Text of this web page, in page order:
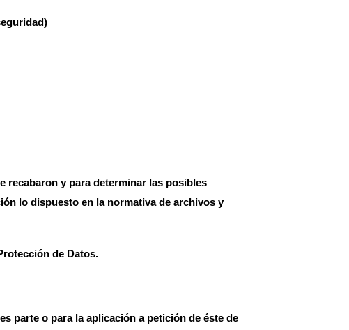
recabaron y para determinar las posibles
lo dispuesto en la normativa de archivos y
de Datos.
parte o para la aplicación a petición de éste de